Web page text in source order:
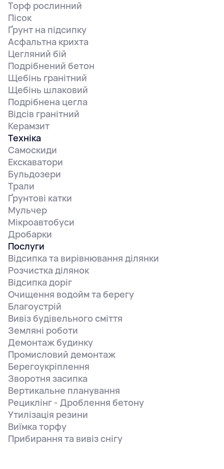
Торф рослинний
Пісок
Ґрунт на підсипку
Асфальтна крихта
Цегляний бій
Подрібнений бетон
Щебінь гранітний
Щебінь шлаковий
Подрібнена цегла
Відсів гранітний
Керамзит
Техніка
Самоскиди
Екскаватори
Бульдозери
Трали
Ґрунтові катки
Мульчер
Мікроавтобуси
Дробарки
Послуги
Відсипка та вирівнювання ділянки
Розчистка ділянок
Відсипка доріг
Очищення водойм та берегу
Благоустрій
Вивіз будівельного сміття
Земляні роботи
Демонтаж будинку
Промисловий демонтаж
Берегоукріплення
Зворотня засипка
Вертикальне планування
Рециклінг - Дроблення бетону
Утилізація резини
Виїмка торфу
Прибирання та вивіз снігу